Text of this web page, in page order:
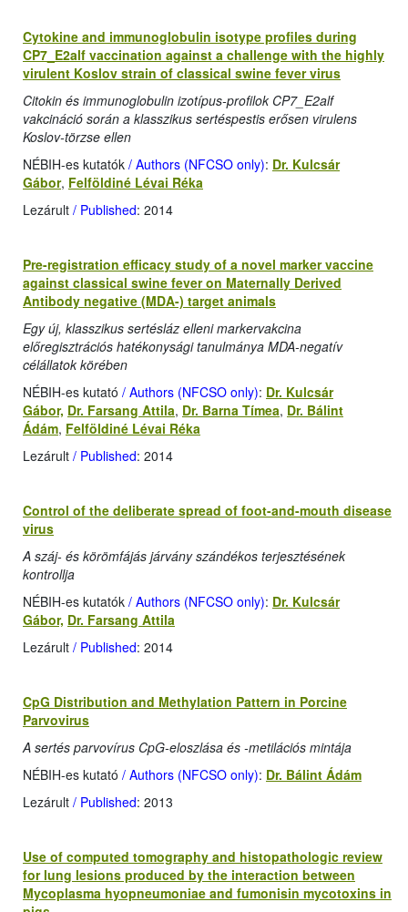
Cytokine and immunoglobulin isotype profiles during
CP7_E2alf vaccination against a challenge with the highly
virulent Koslov strain of classical swine fever virus
Citokin és immunoglobulin izotípus-profilok CP7_E2alf
vakcináció során a klasszikus sertéspestis erősen virulens
Koslov-törzse ellen
NÉBIH-es kutatók / Authors (NFCSO only): Dr. Kulcsár
Gábor, Felföldiné Lévai Réka
Lezárult / Published: 2014
Pre-registration efficacy study of a novel marker vaccine
against classical swine fever on Maternally Derived
Antibody negative (MDA-) target animals
Egy új, klasszikus sertésláz elleni markervakcina
előregisztrációs hatékonysági tanulmánya MDA-negatív
célállatok körében
NÉBIH-es kutató / Authors (NFCSO only): Dr. Kulcsár
Gábor, Dr. Farsang Attila, Dr. Barna Tímea, Dr. Bálint
Ádám, Felföldiné Lévai Réka
Lezárult / Published: 2014
Control of the deliberate spread of foot-and-mouth disease
virus
A száj- és körömfájás járvány szándékos terjesztésének
kontrollja
NÉBIH-es kutatók / Authors (NFCSO only): Dr. Kulcsár
Gábor, Dr. Farsang Attila
Lezárult / Published: 2014
CpG Distribution and Methylation Pattern in Porcine
Parvovirus
A sertés parvovírus CpG-eloszlása és -metilációs mintája
NÉBIH-es kutató / Authors (NFCSO only): Dr. Bálint Ádám
Lezárult / Published: 2013
Use of computed tomography and histopathologic review
for lung lesions produced by the interaction between
Mycoplasma hyopneumoniae and fumonisin mycotoxins in